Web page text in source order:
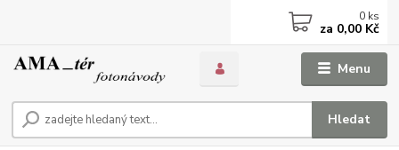
Menu
Hledat
0 ks
za 0,00 Kč